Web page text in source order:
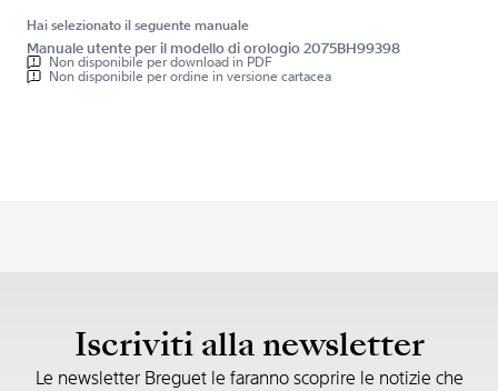
Hai selezionato il seguente manuale
Manuale utente per il modello di orologio 2075BH99398
Non disponibile per download in PDF
Non disponibile per ordine in versione cartacea
Iscriviti alla newsletter
Le newsletter Breguet le faranno scoprire le notizie che